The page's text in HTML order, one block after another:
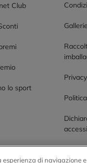
Club
lo sport
Privacy
di navigazione